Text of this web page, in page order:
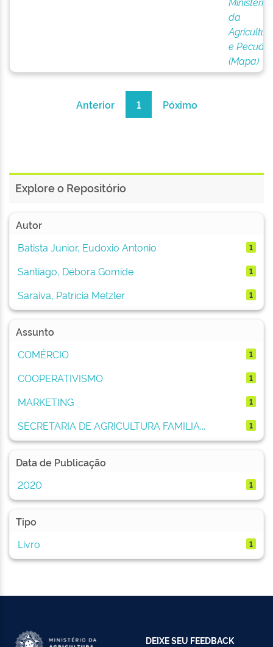
da
e
(Mapa)
Anterior 1 Póximo
Explore o Repositório
Autor
Batista Junior, Eudoxio Antonio
1
Santiago, Débora Gomide 1
Saraiva, Patrícia Metzler 1
Assunto
COMÉRCIO
1
COOPERATIVISMO 1
MARKETING 1
SECRETARIA DE AGRICULTURA FAMILIA... 1
Data de Publicação
2020
1
Tipo
Livro
1
DEIXE SEU FEEDBACK